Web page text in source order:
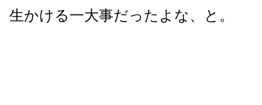
生かける一大事だったよな、と。